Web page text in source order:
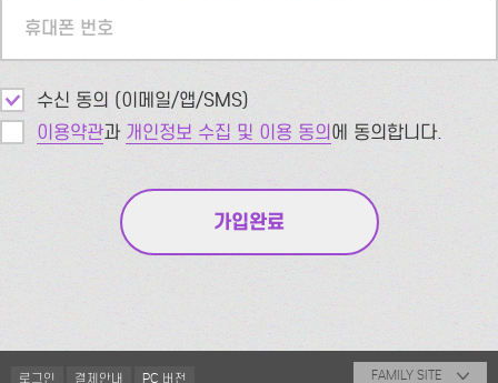
휴대폰 번호
수신 동의 (이메일/앱/SMS)
이용약관과 개인정보 수집 및 이용 동의에 동의합니다.
로그인 결제안내 PC 버전 FAMILY SITE